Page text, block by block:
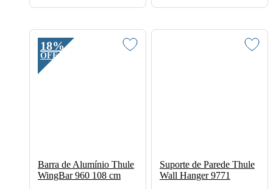
18%
OFF
Barra de Alumínio Thule
WingBar 960 108 cm
Suporte de Parede Thule
Wall Hanger 9771